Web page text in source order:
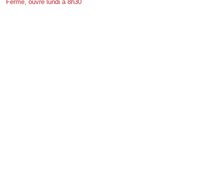
Fermé, ouvre lundi à 8h30